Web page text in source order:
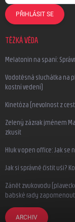
PŘIHLÁSIT SE
TĚŽKÁ VĚDA
Melatonin na spaní:
Vodotěsná sluchátka na
kostní vedení)
Kinetóza (nevolnost z
Zelený zázrak jménem
zkusit
Hluk v open office: Jak
Jak si správně čistit uši?
Zánět zvukovodu
babské rady zapomenout
ARCHIV